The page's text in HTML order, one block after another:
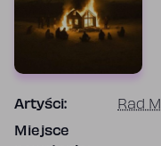
Artyści: Rad
Miejsce